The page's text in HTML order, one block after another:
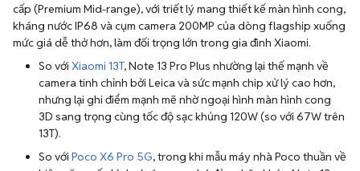
cấp (Premium Mid-range), với triết lý mang thiết kế màn hình cong,
kháng nước IP68 và cụm camera 200MP của dòng flagship xuống
mức giá dễ thở hơn, làm đối trọng lớn trong gia đình Xiaomi.
So với Xiaomi 13T, Note 13 Pro Plus nhường lại thế mạnh về
camera tinh chỉnh bởi Leica và sức mạnh chip xử lý cao hơn,
nhưng lại ghi điểm mạnh mẽ nhờ ngoại hình màn hình cong
3D sang trọng cùng tốc độ sạc khủng 120W (so với 67W trên
13T).
So với Poco X6 Pro 5G, trong khi mẫu máy nhà Poco thuần về